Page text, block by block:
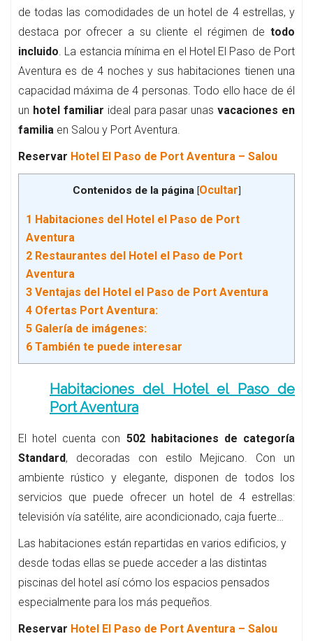
de todas las comodidades de un hotel de 4 estrellas, y
destaca por ofrecer a su cliente el régimen de todo
incluido. La estancia mínima en el Hotel El Paso de Port
Aventura es de 4 noches y sus habitaciones tienen una
capacidad máxima de 4 personas. Todo ello hace de él
un hotel familiar ideal para pasar unasvacaciones en
familia en Salou y Port Aventura.
Reservar Hotel El Paso de Port Aventura – Salou
Contenidos de la página [Ocultar]
1 Habitaciones del Hotel el Paso de Port
Aventura
2 Restaurantes del Hotel el Paso de Port
Aventura
3 Ventajas del Hotel el Paso de Port Aventura
4 Ofertas Port Aventura:
5 Galería de imágenes:
6 También te puede interesar
Habitaciones del Hotel el Paso de
Port Aventura
El hotel cuenta con 502 habitaciones de categoría
Standard, decoradas con estilo Mejicano. Con un
ambiente rústico y elegante, disponen de todos los
servicios que puede ofrecer un hotel de 4 estrellas:
televisión vía satélite, aire acondicionado, caja fuerte…
Las habitaciones están repartidas en varios edificios, y
desde todas ellas se puede acceder a las distintas
piscinas del hotel así cómo los espacios pensados
especialmente para los más pequeños.
Reservar Hotel El Paso de Port Aventura – Salou